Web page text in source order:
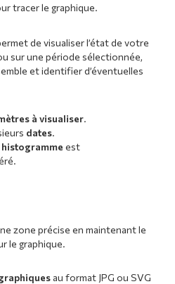
tracer le graphique.
de visualiser l’état de votre
sur une période sélectionnée,
et identifier d’éventuelles
à visualiser.
dates.
est
zone précise en maintenant le
le graphique.
au format JPG ou SVG